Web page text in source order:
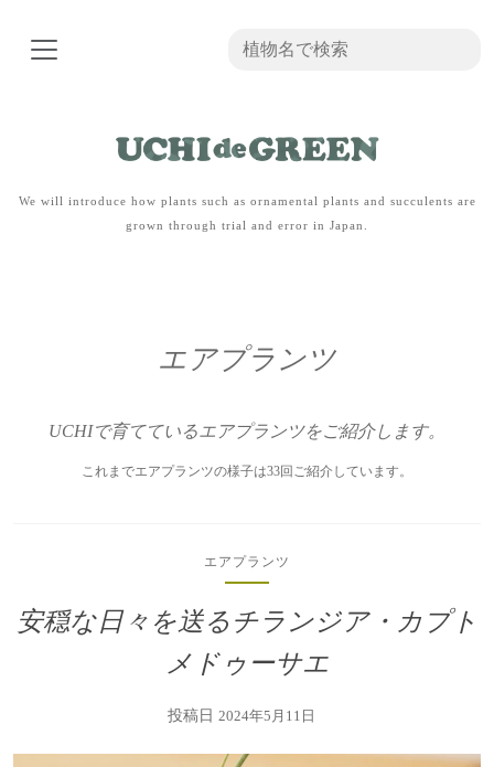
We will introduce how plants such as ornamental plants and succulents are
grown through trial and error in Japan.
エアプランツ
UCHIで育てているエアプランツをご紹介します。
これまでエアプランツの様子は33回ご紹介しています。
エアプランツ
安穏な日々を送るチランジア・カプト
メドゥーサエ
投稿日 2024年5月11日